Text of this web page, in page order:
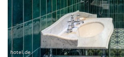
hotel.de